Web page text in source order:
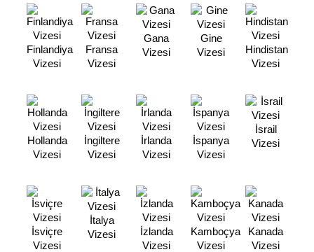
Finlandiya
Vizesi
Fransa
Vizesi
Gana
Vizesi
Gine
Vizesi
Hindistan
Vizesi
Hollanda
Vizesi
İngiltere
Vizesi
İrlanda
Vizesi
İspanya
Vizesi
İsrail
Vizesi
İsviçre
Vizesi
İtalya
Vizesi
İzlanda
Vizesi
Kamboçya
Vizesi
Kanada
Vizesi